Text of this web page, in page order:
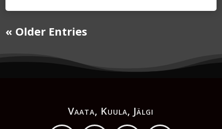
« Older Entries
Vaata, Kuula, Jälgi